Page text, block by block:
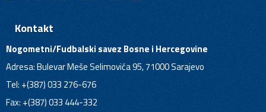
Kontakt
Nogometni/Fudbalski savez Bosne i Hercegovine
Adresa: Bulevar Meše Selimovića 95, 71000 Sarajevo
Tel: +(387) 033 276-676
Fax: +(387) 033 444-332